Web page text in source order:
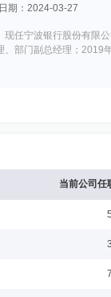
期：2024-03-27
任宁波银行股份有限
部门副总经理；
融管理局经济学家；
司首席执行官兼董事。
会成员 学历
宁波银行股份有限公
当前公司任